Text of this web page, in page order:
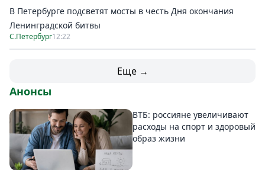
В Петербурге подсветят мосты в честь Дня окончания
Ленинградской битвы
С.Петербург12:22
Еще →
Анонсы
ВТБ: россияне увеличивают
расходы на спорт и здоровый
образ жизни